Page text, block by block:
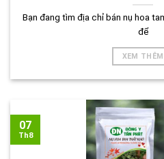
Bạn đang tìm địa chỉ bán nụ hoa
để
XEM THÊM
07
Th8